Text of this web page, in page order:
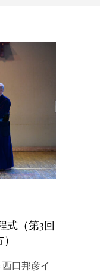
式（第3回
口邦彦イ